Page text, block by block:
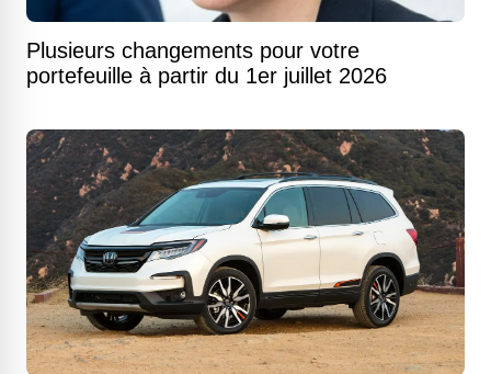
Plusieurs changements pour votre
portefeuille à partir du 1er juillet 2026